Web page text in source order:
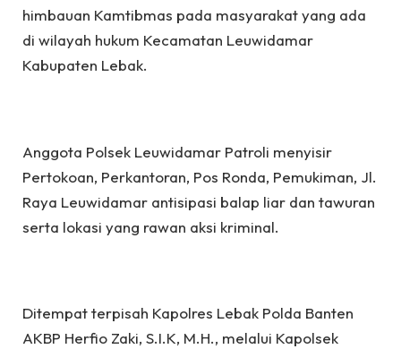
himbauan Kamtibmas pada masyarakat yang ada
di wilayah hukum Kecamatan Leuwidamar
Kabupaten Lebak.
Anggota Polsek Leuwidamar Patroli menyisir
Pertokoan, Perkantoran, Pos Ronda, Pemukiman, Jl.
Raya Leuwidamar antisipasi balap liar dan tawuran
serta lokasi yang rawan aksi kriminal.
Ditempat terpisah Kapolres Lebak Polda Banten
AKBP Herfio Zaki, S.I.K, M.H., melalui Kapolsek